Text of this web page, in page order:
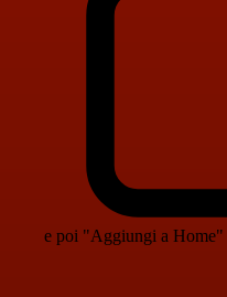
e poi "Aggiungi a Home"